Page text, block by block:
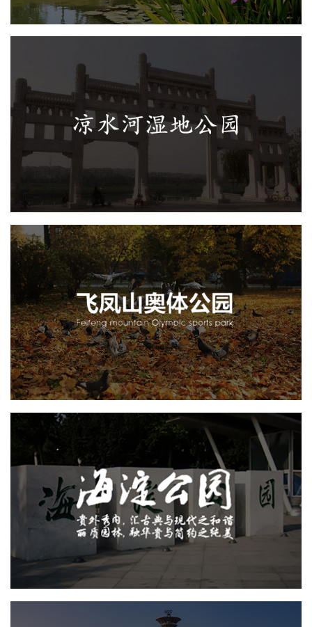
凉水河湿地公园
智能步道
智慧公园体验中心
智慧公园
飞凤山奥体公园
旅游休闲 AI人工智能 智慧公园
智慧体育公园
智能步道
智能大数据平台
海淀公园
智慧公园 智能步道
智能语音亭
智能大数据平台
AR太极 AI人工智能